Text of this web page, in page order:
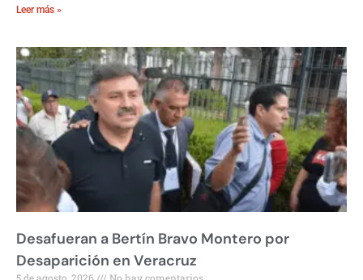
Leer más »
Desafueran a Bertín Bravo Montero por
Desaparición en Veracruz